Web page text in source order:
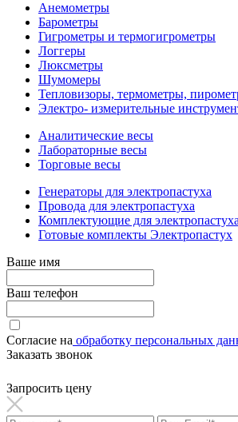
Анемометры
Барометры
Гигрометры и термогигрометры
Логгеры
Люксметры
Шумомеры
Тепловизоры, термометры,
Электро- измерительные
Аналитические весы
Лабораторные весы
Торговые весы
Генераторы для электропастуха
Провода для электропастуха
Комплектующие для электропастуха
Готовые комплекты Электропастух
Ваше имя
Ваш телефон
Согласие на обработку персональных
Заказать звонок
Запросить цену